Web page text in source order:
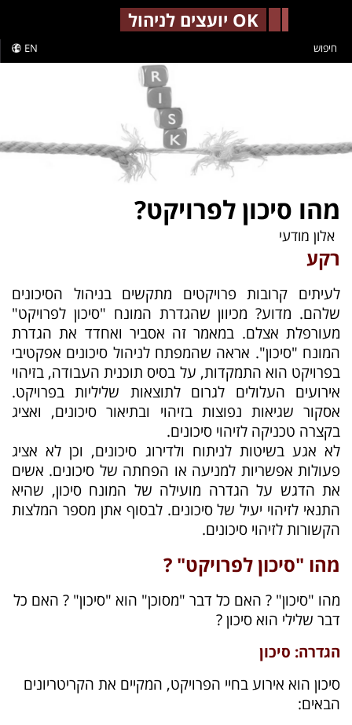
OK יועצים לניהול
EN חיפוש
מהו סיכון לפרויקט?
אלון מודעי
רקע
לעיתים קרובות פרויקטים מתקשים בניהול הסיכונים
שלהם. מדוע? מכיוון שהגדרת המונח "סיכון לפרויקט"
מעורפלת אצלם. במאמר זה אסביר ואחדד את הגדרת
המונח "סיכון". אראה שהמפתח לניהול סיכונים אפקטיבי
בפרויקט הוא התמקדות, על בסיס תוכנית העבודה, בזיהוי
אירועים העלולים לגרום לתוצאות שליליות בפרויקט.
אסקור שגיאות נפוצות בזיהוי ובתיאור סיכונים, ואציג
בקצרה טכניקה לזיהוי סיכונים.
לא אגע בשיטות לניתוח ולדירוג סיכונים, וכן לא אציג
פעולות אפשריות למניעה או הפחתה של סיכונים. אשים
את הדגש על הגדרה מועילה של המונח סיכון, שהיא
התנאי לזיהוי יעיל של סיכונים. לבסוף אתן מספר המלצות
הקשורות לזיהוי סיכונים.
מהו "סיכון לפרויקט" ?
מהו "סיכון" ? האם כל דבר "מסוכן" הוא "סיכון" ? האם כל
דבר שלילי הוא סיכון ?
הגדרה: סיכון
סיכון הוא אירוע בחיי הפרויקט, המקיים את הקריטריונים
הבאים: